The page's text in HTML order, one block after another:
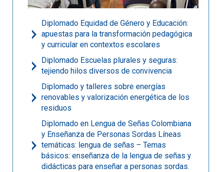
Diplomado Equidad de Género y Educación:
apuestas para la transformación pedagógica
y curricular en contextos escolares
Diplomado Escuelas plurales y seguras:
tejiendo hilos diversos de convivencia
Diplomado y talleres sobre energías
renovables y valorización energética de los
residuos
Diplomado en Lengua de Señas Colombiana
y Enseñanza de Personas Sordas Líneas
temáticas: lengua de señas – Temas
básicos: enseñanza de la lengua de señas y
didácticas para enseñar a personas sordas.